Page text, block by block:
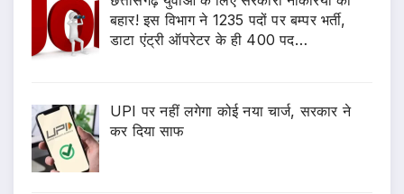
बहार! इस विभाग ने 1235 पदों पर बम्पर भर्ती,
डाटा एंट्री ऑपरेटर के ही 400 पद…
UPI पर नहीं लगेगा कोई नया चार्ज, सरकार ने
कर दिया साफ